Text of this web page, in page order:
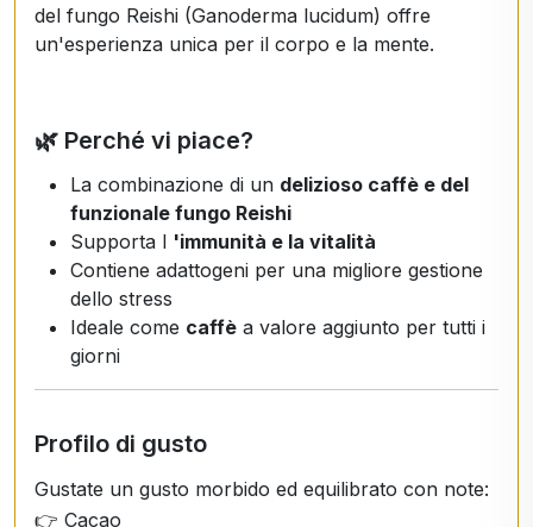
del fungo Reishi (Ganoderma lucidum) offre
un'esperienza unica per il corpo e la mente.
🌿 Perché vi piace?
La combinazione di un delizioso caffè e del
funzionale fungo Reishi
Supporta l 'immunità e la vitalità
Contiene adattogeni per una migliore gestione
dello stress
Ideale come caffè a valore aggiunto per tutti i
giorni
Profilo di gusto
Gustate un gusto morbido ed equilibrato con note:
👉 Cacao